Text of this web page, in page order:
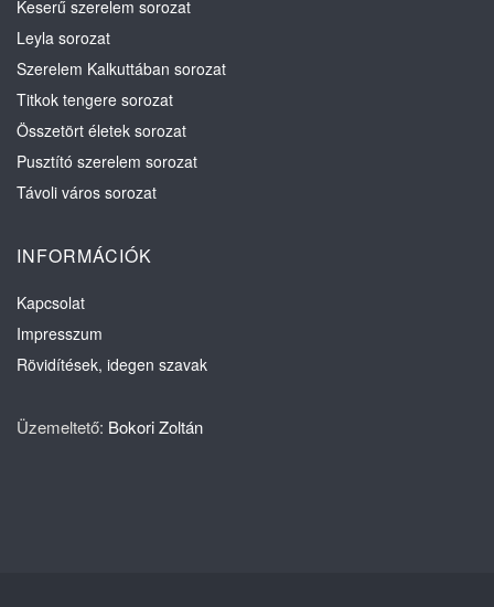
Keserű szerelem sorozat
Leyla sorozat
Szerelem Kalkuttában sorozat
Titkok tengere sorozat
Összetört életek sorozat
Pusztító szerelem sorozat
Távoli város sorozat
INFORMÁCIÓK
Kapcsolat
Impresszum
Rövidítések, idegen szavak
Üzemeltető: Bokori Zoltán